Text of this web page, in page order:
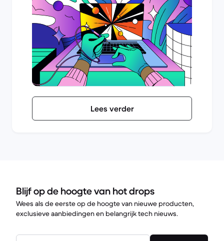
Lees verder
Blijf op de hoogte van hot drops
Wees als de eerste op de hoogte van nieuwe producten,
exclusieve aanbiedingen en belangrijk tech nieuws.